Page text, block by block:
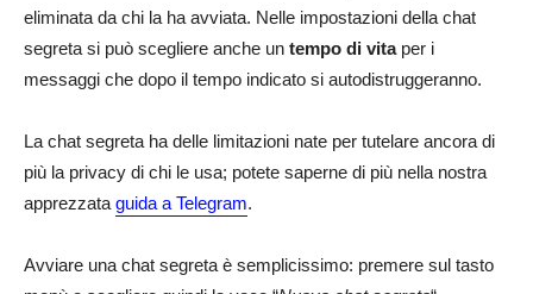
eliminata da chi la ha avviata. Nelle impostazioni della chat
segreta si può scegliere anche un tempo di vitaper i
messaggi che dopo il tempo indicato si autodistruggeranno.
La chat segreta ha delle limitazioni nate per tutelare ancora di
più la privacy di chi le usa; potete saperne di più nella nostra
apprezzata guida a Telegram.
Avviare una chat segreta è semplicissimo: premere sul tasto